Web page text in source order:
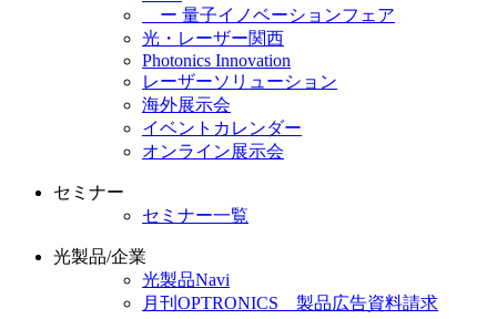
ー 量子イノベーションフェア
光・レーザー関西
Photonics Innovation
レーザーソリューション
海外展示会
イベントカレンダー
オンライン展示会
セミナー
セミナー一覧
光製品/企業
光製品Navi
月刊OPTRONICS 製品広告資料請求